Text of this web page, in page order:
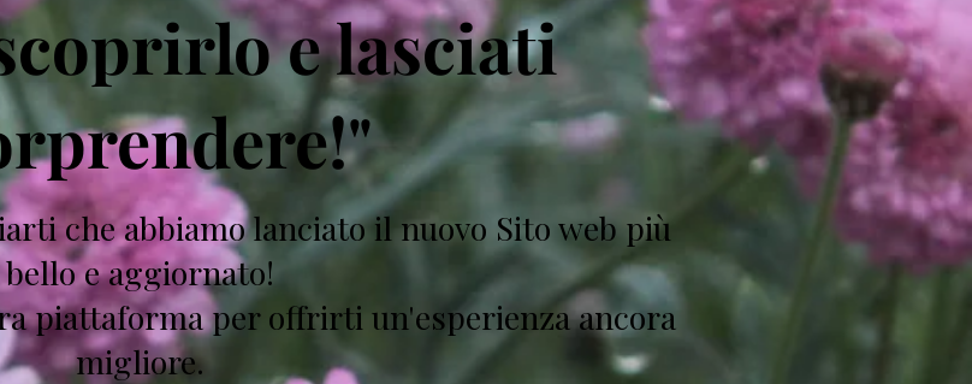
e lasciati
che abbiamo lanciato il nuovo Sito web più
bello e aggiornato!
piattaforma per offrirti un'esperienza ancora
migliore.